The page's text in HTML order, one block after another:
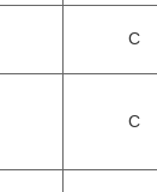
C
C